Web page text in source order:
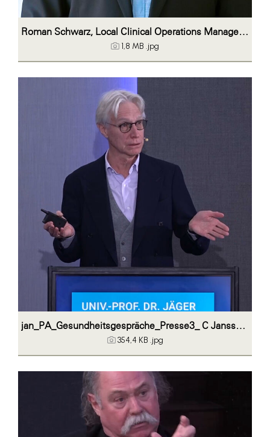
Roman Schwarz, Local Clinical Operations Manager bei Janssen Austria
1,8 MB .jpg
jan_PA_Gesundheitsgespräche_Presse3_ C Janssen Austria
354,4 KB .jpg